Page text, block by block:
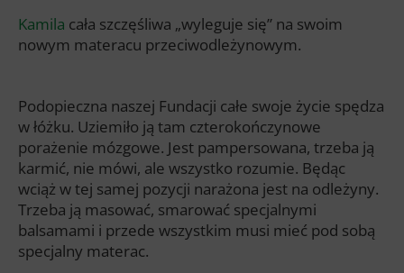
Kamila cała szczęśliwa „wyleguje się” na swoim
nowym materacu przeciwodleżynowym.
Podopieczna naszej Fundacji całe swoje życie spędza
w łóżku. Uziemiło ją tam czterokończynowe
porażenie mózgowe. Jest pampersowana, trzeba ją
karmić, nie mówi, ale wszystko rozumie. Będąc
wciąż w tej samej pozycji narażona jest na odleżyny.
Trzeba ją masować, smarować specjalnymi
balsamami i przede wszystkim musi mieć pod sobą
specjalny materac.